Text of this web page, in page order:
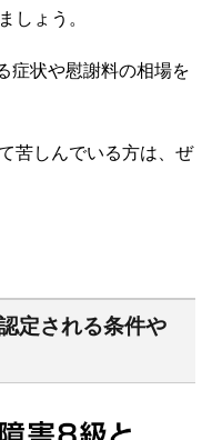
しょう。
症状や慰謝料の相場を
苦しんでいる方は、ぜ
定される条件や